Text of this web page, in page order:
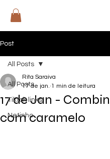
RI
Post
All Posts
Tiktok links
Netinho
All Posts
17 de Jan -
com caramelo
Rita Saraiva
17 de jan. 1 min de leitura